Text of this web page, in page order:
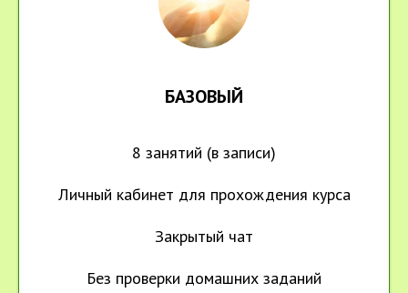
БАЗОВЫЙ
8 занятий (в записи)
Личный кабинет для прохождения курса
Закрытый чат
Без проверки домашних заданий